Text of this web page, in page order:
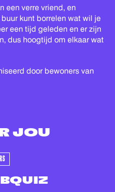
een verre vriend, en
kunt borrelen wat wil je
een tijd geleden en er zijn
dus hoogtijd om elkaar wat
door bewoners van
JOU